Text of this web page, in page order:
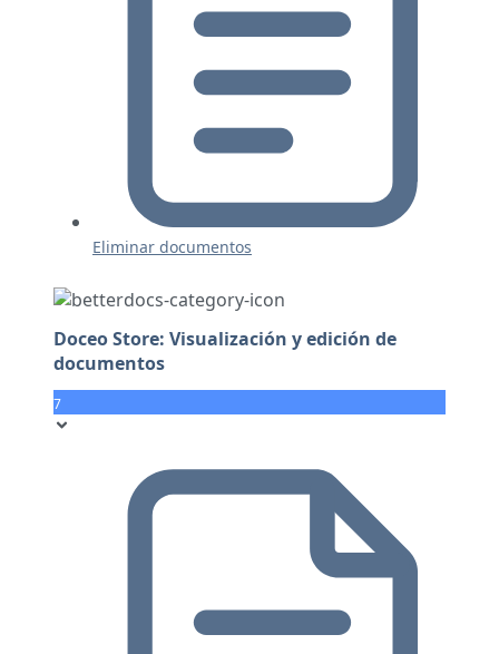
Eliminar documentos
Doceo Store: Visualización y edición de
documentos
7